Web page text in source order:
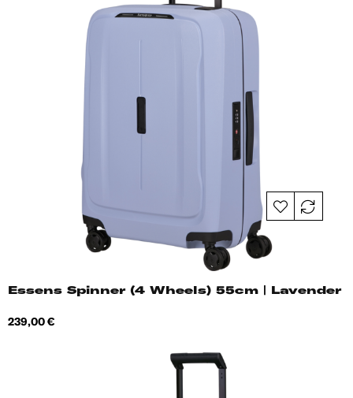
Essens Spinner (4 Wheels) 55cm | Lavender
Hind
239,00 €